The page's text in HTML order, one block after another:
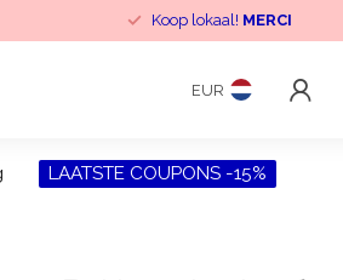
Koop lokaal! MERCI
EUR
LAATSTE COUPONS -15%